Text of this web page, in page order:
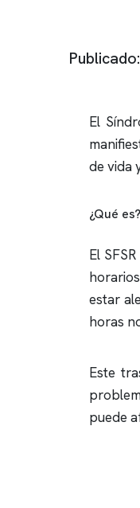
El
de vida
¿Qué es?
El
estar
horas
Este
puede